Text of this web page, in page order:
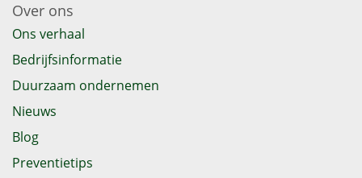
Over ons
Ons verhaal
Bedrijfsinformatie
Duurzaam ondernemen
Nieuws
Blog
Preventietips